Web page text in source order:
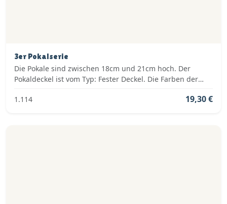
3er Pokalserie
Die Pokale sind zwischen 18cm und 21cm hoch. Der
Pokaldeckel ist vom Typ: Fester Deckel. Die Farben der
1.114
19,30 €